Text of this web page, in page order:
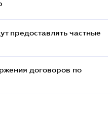
предоставлять частные
договоров по